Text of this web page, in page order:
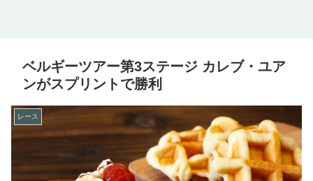
ベルギーツアー第3ステージ カレブ・ユア
ンがスプリントで勝利
レース